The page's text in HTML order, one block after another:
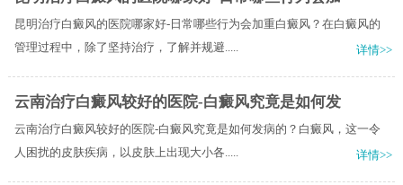
昆明治疗白癜风的医院哪家好-日常哪些行为会加重白癜风？在白癜风的
管理过程中，除了坚持治疗，了解并规避.....
详情>>
云南治疗白癜风较好的医院-白癜风究竟是如何发
云南治疗白癜风较好的医院-白癜风究竟是如何发病的？白癜风，这一令
人困扰的皮肤疾病，以皮肤上出现大小各.....
详情>>